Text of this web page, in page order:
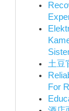
土豆
For